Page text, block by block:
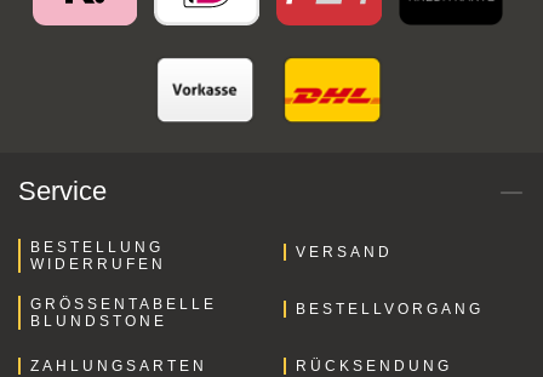
Service
BESTELLUNG
WIDERRUFEN
VERSAND
GRÖSSENTABELLE B
LUNDSTONE
BESTELLVORGANG
ZAHLUNGSARTEN RÜCKSENDUNG